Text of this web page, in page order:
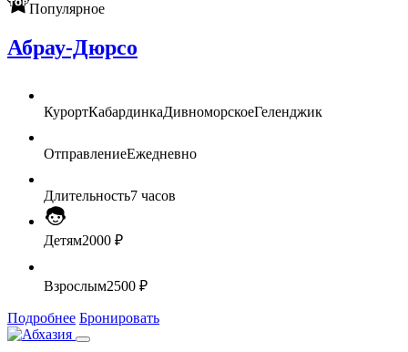
Популярное
Абрау-Дюрсо
КурортКабардинкаДивноморскоеГеленджик
ОтправлениеЕжедневно
Длительность7 часов
Детям2000 ₽
Взрослым2500 ₽
Подробнее Бронировать